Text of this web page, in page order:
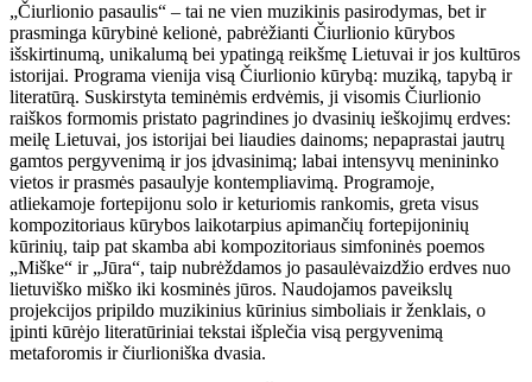
„Čiurlionio pasaulis“ – tai ne vien muzikinis pasirodymas, bet ir
prasminga kūrybinė kelionė, pabrėžianti Čiurlionio kūrybos
išskirtinumą, unikalumą bei ypatingą reikšmę Lietuvai ir jos kultūros
istorijai. Programa vienija visą Čiurlionio kūrybą: muziką, tapybą ir
literatūrą. Suskirstyta teminėmis erdvėmis, ji visomis Čiurlionio
raiškos formomis pristato pagrindines jo dvasinių ieškojimų erdves:
meilę Lietuvai, jos istorijai bei liaudies dainoms; nepaprastai jautrų
gamtos pergyvenimą ir jos įdvasinimą; labai intensyvų menininko
vietos ir prasmės pasaulyje kontempliavimą. Programoje,
atliekamoje fortepijonu solo ir keturiomis rankomis, greta visus
kompozitoriaus kūrybos laikotarpius apimančių fortepijoninių
kūrinių, taip pat skamba abi kompozitoriaus simfoninės poemos
„Miške“ ir „Jūra“, taip nubrėždamos jo pasaulėvaizdžio erdves nuo
lietuviško miško iki kosminės jūros. Naudojamos paveikslų
projekcijos pripildo muzikinius kūrinius simboliais ir ženklais, o
įpinti kūrėjo literatūriniai tekstai išplečia visą pergyvenimą
metaforomis ir čiurlioniška dvasia.